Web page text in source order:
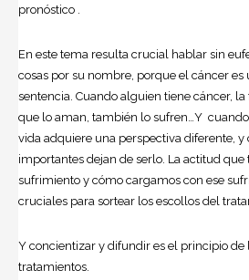
pronóstico .
En este tema resulta crucial hablar sin
cosas por su nombre, porque el cáncer
sentencia. Cuando alguien tiene cáncer,
que lo aman, también lo sufren…Y
vida adquiere una perspectiva diferente, y
importantes dejan de serlo. La actitud
sufrimiento y cómo cargamos con ese
cruciales para sortear los escollos del
Y concientizar y difundir es el principio de
tratamientos.